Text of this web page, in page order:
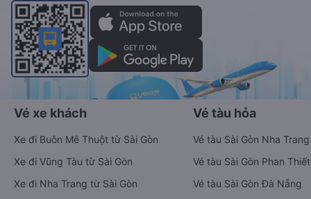
Vé xe khách
Xe đi Buôn Mê Thuột từ Sài Gòn
Xe đi Vũng Tàu từ Sài Gòn
Xe đi Nha Trang từ Sài Gòn
Vé tàu hỏa
Vé tàu Sài Gòn Nha Trang
Vé tàu Sài Gòn Phan Thiết
Vé tàu Sài Gòn Đà Nẵng